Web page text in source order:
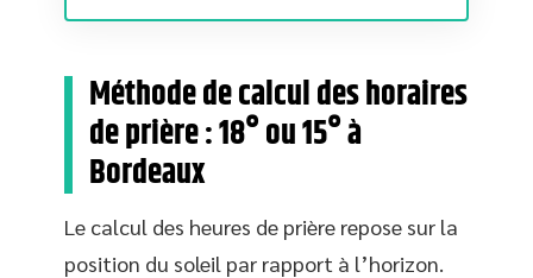
Méthode de calcul des horaires
de prière : 18° ou 15° à
Bordeaux
Le calcul des heures de prière repose sur la
position du soleil par rapport à l’horizon.